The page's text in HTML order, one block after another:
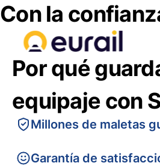
Con la
Por qué
equipaje con
Millones de maletas
Garantía de